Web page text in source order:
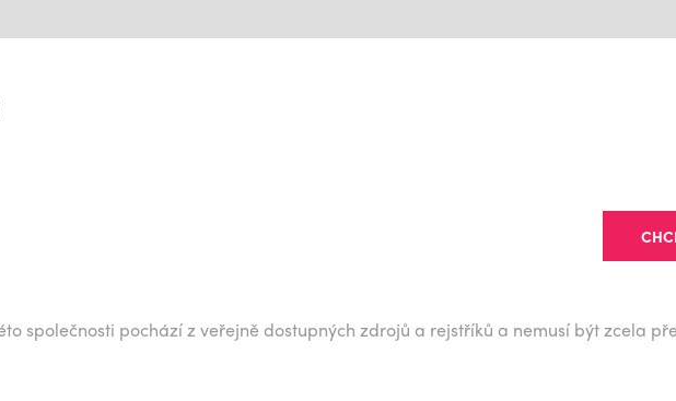
společnosti pochází z veřejně dostupných zdrojů a rejstříků a nemusí být zcela